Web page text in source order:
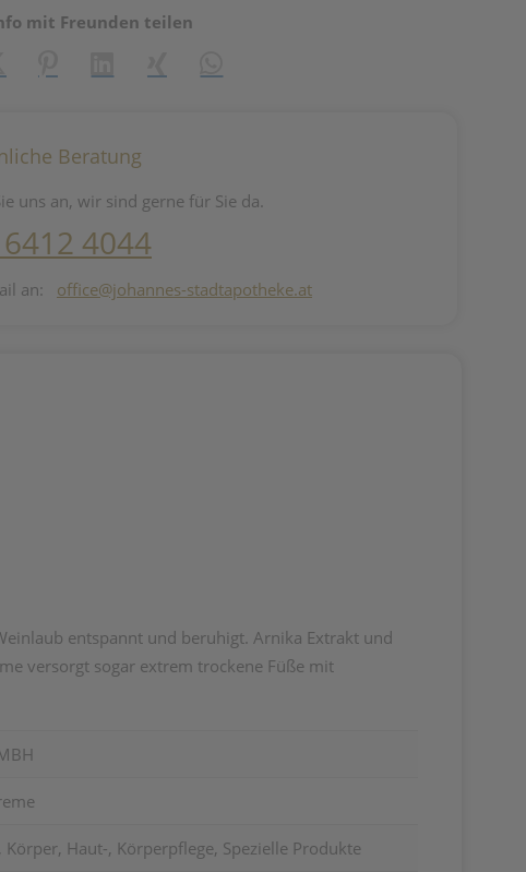
mit Freunden teilen
Beratung
uns an, wir sind gerne für Sie da.
4044
an: office@johannes-stadtapotheke.at
entspannt und beruhigt. Arnika Extrakt und
versorgt sogar extrem trockene Füße mit
Haut-, Körperpflege, Spezielle Produkte